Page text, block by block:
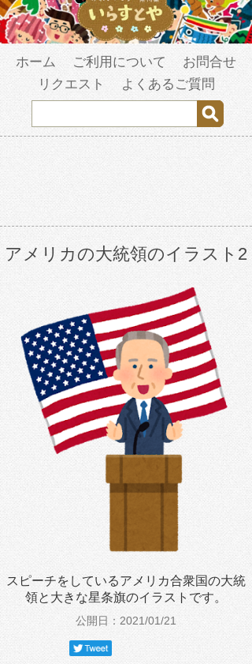
ホーム ご利用について
お問合せ
リクエスト
よくあるご質問
アメリカの大統領のイラスト2
スピーチをしているアメリカ合衆国の大統
領と大きな星条旗のイラストです。
公開日：2021/01/21